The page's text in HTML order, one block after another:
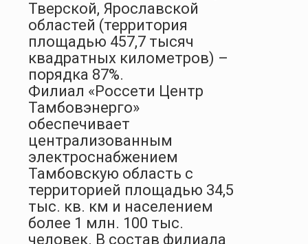
Тверской, Ярославской
областей (территория
площадью 457,7 тысяч
квадратных километров) –
порядка 87%.
Филиал «Россети Центр
Тамбовэнерго»
обеспечивает
централизованным
электроснабжением
Тамбовскую область с
территорией площадью 34,5
тыс. кв. км и населением
более 1 млн. 100 тыс.
человек. В состав филиала